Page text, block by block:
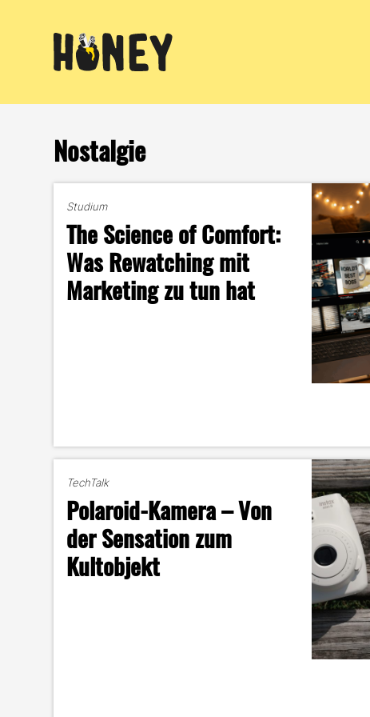
Nostalgie
Studium
The Science of Comfort:
Was Rewatching mit
Marketing zu tun hat
TechTalk
Polaroid-Kamera – Von
der Sensation zum
Kultobjekt